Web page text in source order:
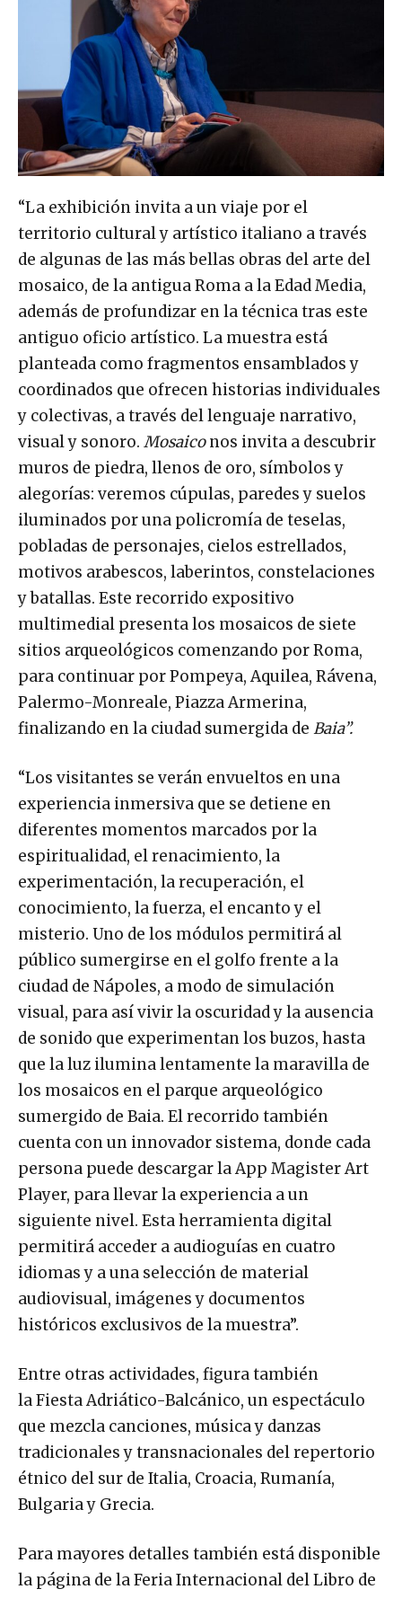
“La exhibición invita a un viaje por el
territorio cultural y artístico italiano a través
de algunas de las más bellas obras del arte del
mosaico, de la antigua Roma a la Edad Media,
además de profundizar en la técnica tras este
antiguo oficio artístico. La muestra está
planteada como fragmentos ensamblados y
coordinados que ofrecen historias individuales
y colectivas, a través del lenguaje narrativo,
visual y sonoro. Mosaiconos invita a descubrir
muros de piedra, llenos de oro, símbolos y
alegorías: veremos cúpulas, paredes y suelos
iluminados por una policromía de teselas,
pobladas de personajes, cielos estrellados,
motivos arabescos, laberintos, constelaciones
y batallas. Este recorrido expositivo
multimedial presenta los mosaicos de siete
sitios arqueológicos comenzando por Roma,
para continuar por Pompeya, Aquilea, Rávena,
Palermo-Monreale, Piazza Armerina,
finalizando en la ciudad sumergida de Baia”.
“Los visitantes se verán envueltos en una
experiencia inmersiva que se detiene en
diferentes momentos marcados por la
espiritualidad, el renacimiento, la
experimentación, la recuperación, el
conocimiento, la fuerza, el encanto y el
misterio. Uno de los módulos permitirá al
público sumergirse en el golfo frente a la
ciudad de Nápoles, a modo de simulación
visual, para así vivir la oscuridad y la ausencia
de sonido que experimentan los buzos, hasta
que la luz ilumina lentamente la maravilla de
los mosaicos en el parque arqueológico
sumergido de Baia. El recorrido también
cuenta con un innovador sistema, donde cada
persona puede descargar la App Magister Art
Player, para llevar la experiencia a un
siguiente nivel. Esta herramienta digital
permitirá acceder a audioguías en cuatro
idiomas y a una selección de material
audiovisual, imágenes y documentos
históricos exclusivos de la muestra”.
Entre otras actividades, figura también
la Fiesta Adriático-Balcánico, un espectáculo
que mezcla canciones, música y danzas
tradicionales y transnacionales del repertorio
étnico del sur de Italia, Croacia, Rumanía,
Bulgaria y Grecia.
Para mayores detalles también está disponible
la página de la Feria Internacional del Libro de